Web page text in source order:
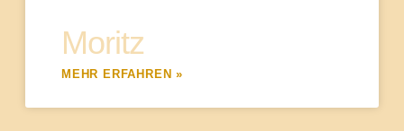
Moritz
MEHR ERFAHREN »